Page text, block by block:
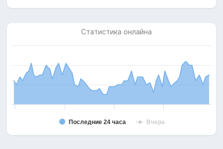
Последние 24 часа Вчера
Статистика онлайна